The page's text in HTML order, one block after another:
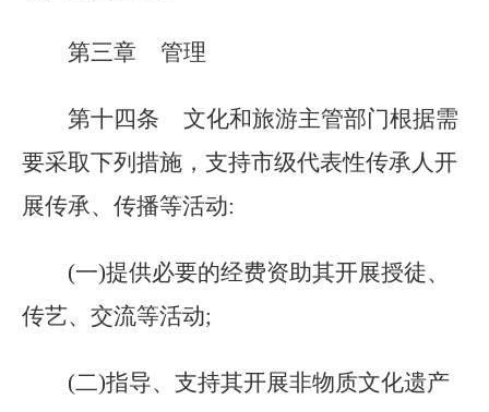
第三章 管理
第十四条
文化和旅游主管部门根据需
要采取下列措施，支持市级代表性传承人开
展传承、传播等活动:
(一)提供必要的经费资助其开展授徒、
传艺、交流等活动;
(二)指导、支持其开展非物质文化遗产